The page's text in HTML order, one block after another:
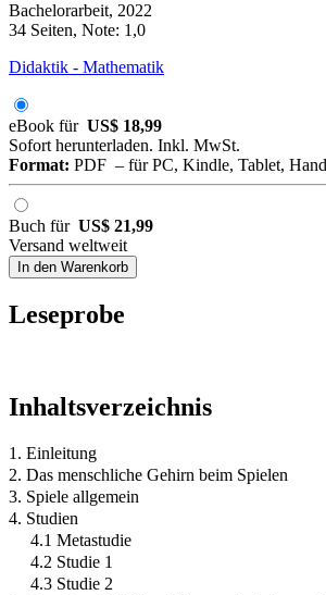
Bachelorarbeit, 2022
34 Seiten, Note: 1,0
Didaktik - Mathematik
eBook für US$ 18,99
Sofort herunterladen. Inkl. MwSt.
Format: PDF – für PC, Kindle, Tablet,
Buch für US$ 21,99
Versand weltweit
In den Warenkorb
Leseprobe
Inhaltsverzeichnis
1. Einleitung
2. Das menschliche Gehirn beim Spielen
3. Spiele allgemein
4. Studien
4.1 Metastudie
4.2 Studie 1
4.3 Studie 2